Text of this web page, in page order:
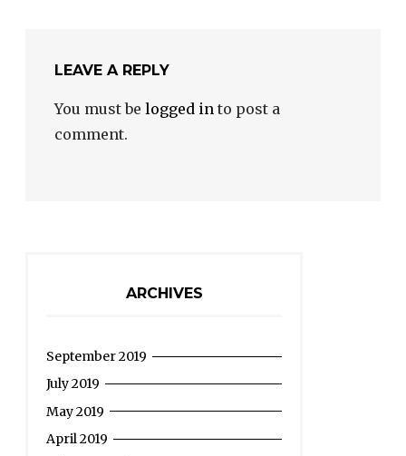
LEAVE A REPLY
You must be logged in to post a
comment.
ARCHIVES
September 2019
July 2019
May 2019
April 2019